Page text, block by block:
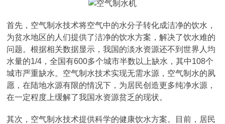
首先，空气制水技术将空气中的水分子转化成洁净的饮水，
为贫水地区的人们提供了洁净的饮水方案，解决了饮水难的
问题。根据相关数据显示，我国的淡水资源还不到世界人均
水量的1/4，全国有600多个城市半数以上缺水，其中108个
城市严重缺水。空气制水技术实现无需水源，空气制水的夙
愿，在陆地水源有限的情况下，为居民创造更多纯净水源，
在一定程度上缓解了我国水资源贫乏的现状。
其次，空气制水技术提供科学的健康饮水方案。目前，居民